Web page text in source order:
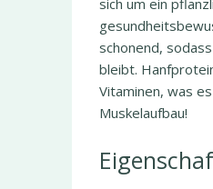
schonend,
bleibt.
Vitaminen, was
Muskelaufbau!